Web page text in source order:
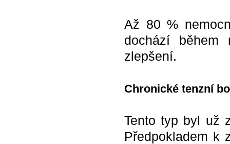
Až 80 %
dochází během
zlepšení.
Chronické tenzní
Tento typ byl už
Předpokladem k